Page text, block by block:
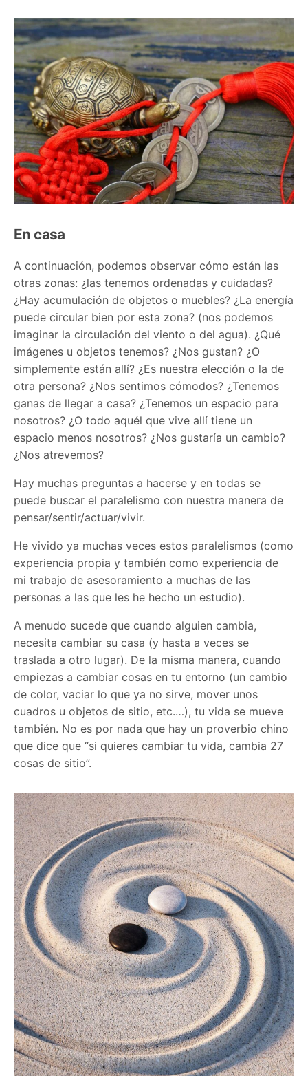
En casa
A continuación, podemos observar cómo están las
otras zonas: ¿las tenemos ordenadas y cuidadas?
¿Hay acumulación de objetos o muebles? ¿La energía
puede circular bien por esta zona? (nos podemos
imaginar la circulación del viento o del agua). ¿Qué
imágenes u objetos tenemos? ¿Nos gustan? ¿O
simplemente están allí? ¿Es nuestra elección o la de
otra persona? ¿Nos sentimos cómodos? ¿Tenemos
ganas de llegar a casa? ¿Tenemos un espacio para
nosotros? ¿O todo aquél que vive allí tiene un
espacio menos nosotros? ¿Nos gustaría un cambio?
¿Nos atrevemos?
Hay muchas preguntas a hacerse y en todas se
puede buscar el paralelismo con nuestra manera de
pensar/sentir/actuar/vivir.
He vivido ya muchas veces estos paralelismos (como
experiencia propia y también como experiencia de
mi trabajo de asesoramiento a muchas de las
personas a las que les he hecho un estudio).
A menudo sucede que cuando alguien cambia,
necesita cambiar su casa (y hasta a veces se
traslada a otro lugar). De la misma manera, cuando
empiezas a cambiar cosas en tu entorno (un cambio
de color, vaciar lo que ya no sirve, mover unos
cuadros u objetos de sitio, etc.…), tu vida se mueve
también. No es por nada que hay un proverbio chino
que dice que “si quieres cambiar tu vida, cambia 27
cosas de sitio”.